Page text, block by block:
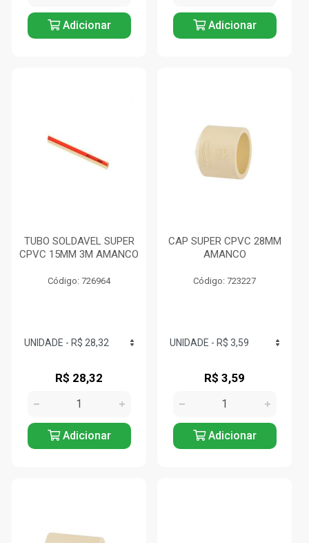
Adicionar Adicionar
TUBO SOLDAVEL SUPER
CPVC 15MM 3M AMANCO
Código: 726964
R$ 28,32
Adicionar
CAP SUPER CPVC 28MM
AMANCO
Código: 723227
R$ 3,59
Adicionar